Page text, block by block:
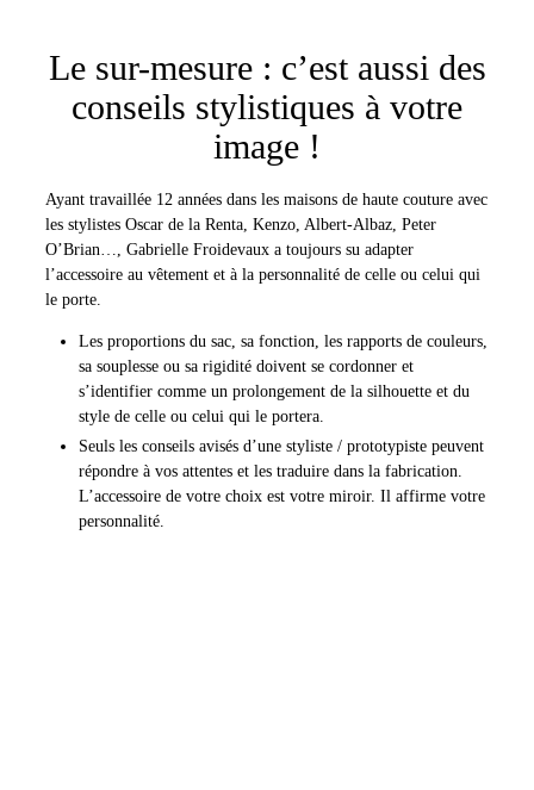
Le sur-mesure : c’est aussi des
conseils stylistiques à votre
image !
Ayant travaillée 12 années dans les maisons de haute couture avec
les stylistes Oscar de la Renta, Kenzo, Albert-Albaz, Peter
O’Brian…, Gabrielle Froidevaux a toujours su adapter
l’accessoire au vêtement et à la personnalité de celle ou celui qui
le porte.
Les proportions du sac, sa fonction, les rapports de couleurs,
sa souplesse ou sa rigidité doivent se cordonner et
s’identifier comme un prolongement de la silhouette et du
style de celle ou celui qui le portera.
Seuls les conseils avisés d’une styliste / prototypiste peuvent
répondre à vos attentes et les traduire dans la fabrication.
L’accessoire de votre choix est votre miroir. Il affirme votre
personnalité.